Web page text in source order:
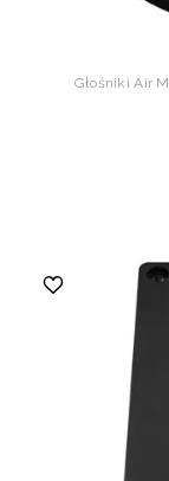
Głośniki Air